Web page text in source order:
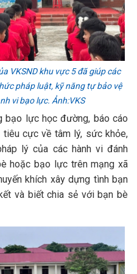
VKSND khu vực 5 đã giúp các
pháp luật, kỹ năng tự bảo vệ
vi bạo lực. Ảnh:VKS
bạo lực học đường, báo cáo
cực về tâm lý, sức khỏe,
lý của các hành vi đánh
hoặc bạo lực trên mạng xã
khích xây dựng tình bạn
và biết chia sẻ với bạn bè